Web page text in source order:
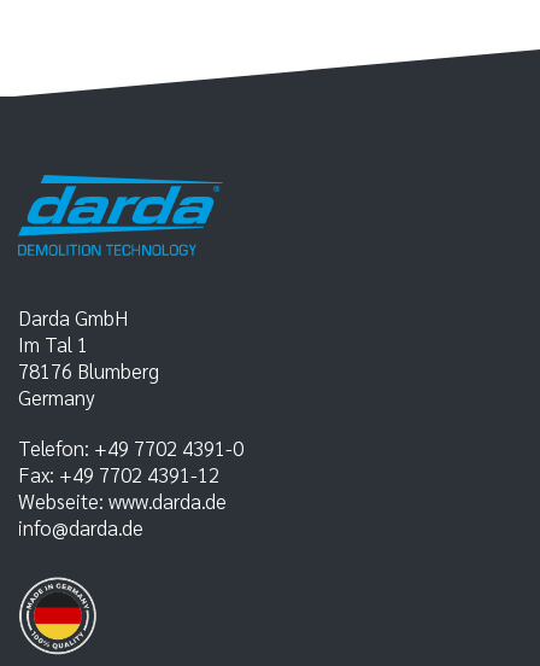
Darda GmbH
Im Tal 1
78176 Blumberg
Germany
Telefon: +49 7702 4391-0
Fax: +49 7702 4391-12
Webseite: www.darda.de
info@darda.de